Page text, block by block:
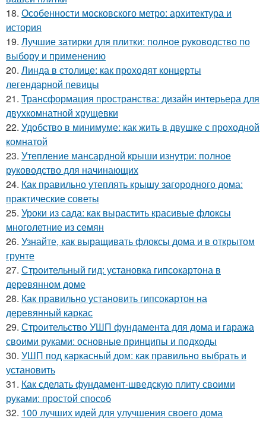
18. Особенности московского метро: архитектура и
история
19. Лучшие затирки для плитки: полное руководство по
выбору и применению
20. Линда в столице: как проходят концерты
легендарной певицы
21. Трансформация пространства: дизайн интерьера для
двухкомнатной хрущевки
22. Удобство в минимуме: как жить в двушке с проходной
комнатой
23. Утепление мансардной крыши изнутри: полное
руководство для начинающих
24. Как правильно утеплять крышу загородного дома:
практические советы
25. Уроки из сада: как вырастить красивые флоксы
многолетние из семян
26. Узнайте, как выращивать флоксы дома и в открытом
грунте
27. Строительный гид: установка гипсокартона в
деревянном доме
28. Как правильно установить гипсокартон на
деревянный каркас
29. Строительство УШП фундамента для дома и гаража
своими руками: основные принципы и подходы
30. УШП под каркасный дом: как правильно выбрать и
установить
31. Как сделать фундамент-шведскую плиту своими
руками: простой способ
32. 100 лучших идей для улучшения своего дома